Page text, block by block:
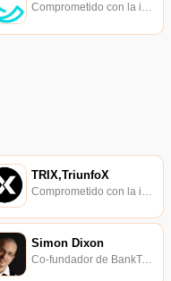
Comprometido con la investigación de políticas en los campos de las nuevas finanzas, las finanzas internacionales y los mercados financieros.
TRIX,TriunfoX
Simon Dixon
Co-fundador de BankToTheFuture.